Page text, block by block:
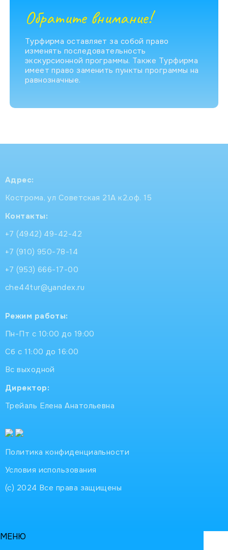
Обратите внимание!
Турфирма оставляет за собой право
изменять последовательность
экскурсионной программы. Также Турфирма
имеет право заменить пункты программы на
равнозначные.
Адрес:
Кострома, ул Советская 21А к2,оф. 15
Контакты:
+7 (4942) 49-42-42
+7 (910) 950-78-14
+7 (953) 666-17-00
che44tur@yandex.ru
Режим работы:
Пн-Пт с 10:00 до 19:00
Сб с 11:00 до 16:00
Вс выходной
Директор:
Трейаль Елена Анатольевна
Политика конфиденциальности
Условия использования
(с) 2024 Все права защищены
МЕНЮ